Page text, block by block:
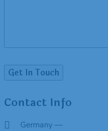
Contact Info
Germany —